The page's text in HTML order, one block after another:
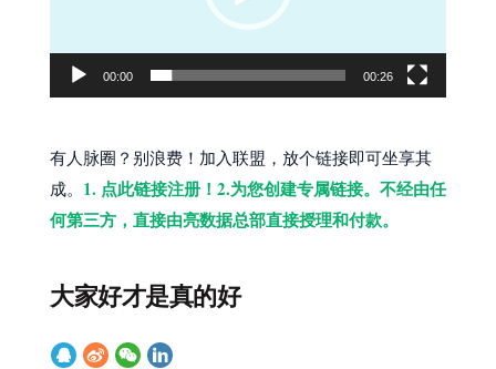
00:00 00:26
有人脉圈？别浪费！加入联盟，放个链接即可坐享其
成。 1. 点此链接注册！2.为您创建专属链接。不经由任
何第三方，直接由亮数据总部直接授理和付款。
大家好才是真的好